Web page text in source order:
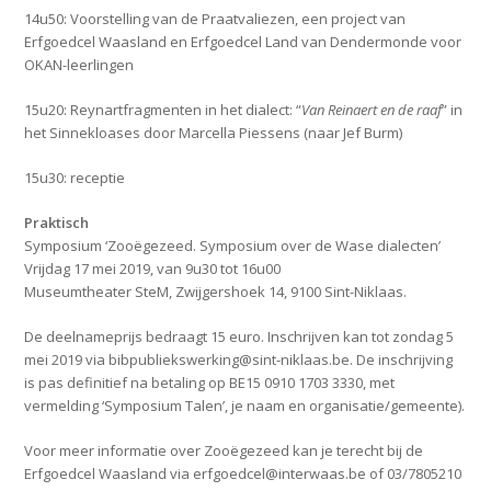
14u50: Voorstelling van de Praatvaliezen, een project van
Erfgoedcel Waasland en Erfgoedcel Land van Dendermonde voor
OKAN-leerlingen
15u20: Reynartfragmenten in het dialect: “Van Reinaert en de raaf” in
het Sinnekloases door Marcella Piessens (naar Jef Burm)
15u30: receptie
Praktisch
Symposium ‘Zooëgezeed. Symposium over de Wase dialecten’
Vrijdag 17 mei 2019, van 9u30 tot 16u00
Museumtheater SteM, Zwijgershoek 14, 9100 Sint-Niklaas.
De deelnameprijs bedraagt 15 euro. Inschrijven kan tot zondag 5
mei 2019 via bibpubliekswerking@sint-niklaas.be. De inschrijving
is pas definitief na betaling op BE15 0910 1703 3330, met
vermelding ‘Symposium Talen’, je naam en organisatie/gemeente).
Voor meer informatie over Zooëgezeed kan je terecht bij de
Erfgoedcel Waasland via erfgoedcel@interwaas.be of 03/7805210